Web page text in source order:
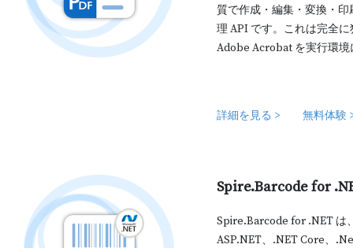
質で作成・編集・変換・
理 API です。これは完全
Adobe Acrobat を実行環
詳細を見る > 無料体験
Spire.Barcode for
Spire.Barcode for .NET は
ASP.NET、.NET Core、